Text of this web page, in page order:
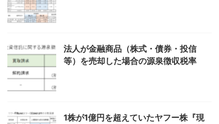
法人が金融商品（株式・債券・投信
等）を売却した場合の源泉徴収税率
1株が1億円を超えていたヤフー株『現